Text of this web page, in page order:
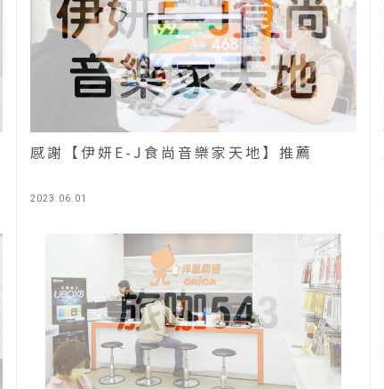
2023.06.01
感謝【伊妍E-J食尚音樂家天地】推薦